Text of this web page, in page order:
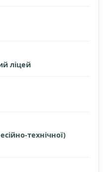
ліцей
технічної)